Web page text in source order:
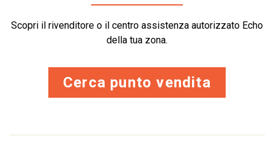
Scopri il rivenditore o il centro assistenza autorizzato Echo
della tua zona.
Cerca punto vendita